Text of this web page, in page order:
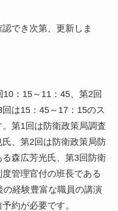
でき次第、更新しま
：15～11：45、第2回
は15：45～17：15のス
第1回は防衛政策局調査
、第2回は防衛政策局防
森広芳光氏、第3回防衛
管理官付の班長である
経験豊富な職員の講演
約が必要です。